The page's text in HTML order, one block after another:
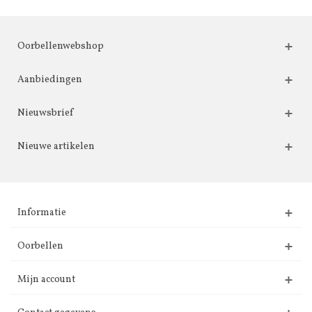
Oorbellenwebshop
Aanbiedingen
Nieuwsbrief
Nieuwe artikelen
Informatie
Oorbellen
Mijn account